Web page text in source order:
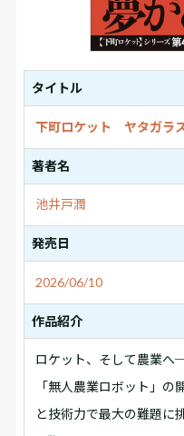
タイトル
下町ロケット ヤタガラ
著者名
池井戸潤
発売日
2026/06/10
作品紹介
ロケット、そして農業
「無人農業ロボット」
と技術力で最大の難題に